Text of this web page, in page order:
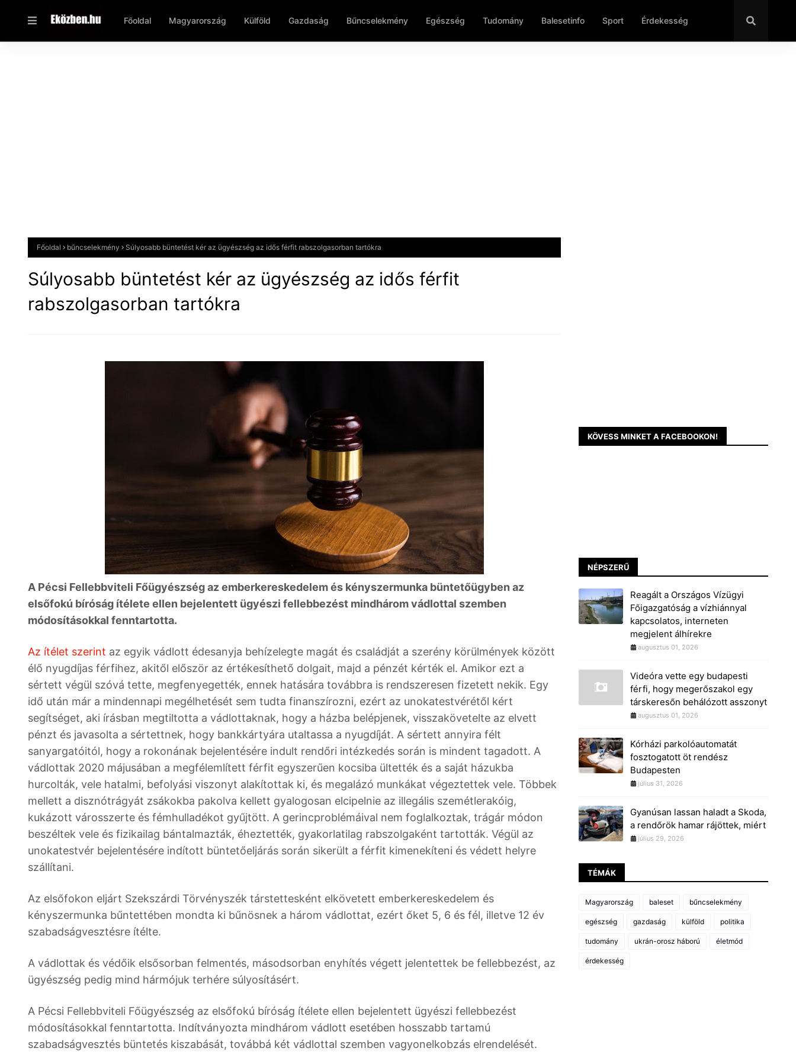
Főoldal Magyarország Külföld Gazdaság Bűncselekmény Egészség Tudomány Balesetinfo Sport Érdekesség
Főoldal bűncselekmény Súlyosabb büntetést kér az ügyészség az idős férfit rabszolgasorban tartókra
Súlyosabb büntetést kér az ügyészség az idős férfit
rabszolgasorban tartókra
A Pécsi Fellebbviteli Főügyészség az emberkereskedelem és kényszermunka büntetőügyben az
elsőfokú bíróság ítélete ellen bejelentett ügyészi fellebbezést mindhárom vádlottal szemben
módosításokkal fenntartotta.
Az ítélet szerint az egyik vádlott édesanyja behízelegte magát és családját a szerény körülmények között
élő nyugdíjas férfihez, akitől először az értékesíthető dolgait, majd a pénzét kérték el. Amikor ezt a
sértett végül szóvá tette, megfenyegették, ennek hatására továbbra is rendszeresen fizetett nekik. Egy
idő után már a mindennapi megélhetését sem tudta finanszírozni, ezért az unokatestvérétől kért
segítséget, aki írásban megtiltotta a vádlottaknak, hogy a házba belépjenek, visszakövetelte az elvett
pénzt és javasolta a sértettnek, hogy bankkártyára utaltassa a nyugdíját. A sértett annyira félt
sanyargatóitól, hogy a rokonának bejelentésére indult rendőri intézkedés során is mindent tagadott. A
vádlottak 2020 májusában a megfélemlített férfit egyszerűen kocsiba ültették és a saját házukba
hurcolták, vele hatalmi, befolyási viszonyt alakítottak ki, és megalázó munkákat végeztettek vele. Többek
mellett a disznótrágyát zsákokba pakolva kellett gyalogosan elcipelnie az illegális szemétlerakóig,
kukázott városszerte és fémhulladékot gyűjtött. A gerincproblémáival nem foglalkoztak, trágár módon
beszéltek vele és fizikailag bántalmazták, éheztették, gyakorlatilag rabszolgaként tartották. Végül az
unokatestvér bejelentésére indított büntetőeljárás során sikerült a férfit kimenekíteni és védett helyre
szállítani.
Az elsőfokon eljárt Szekszárdi Törvényszék társtettesként elkövetett emberkereskedelem és
kényszermunka bűntettében mondta ki bűnösnek a három vádlottat, ezért őket 5, 6 és fél, illetve 12 év
szabadságvesztésre ítélte.
A vádlottak és védőik elsősorban felmentés, másodsorban enyhítés végett jelentettek be fellebbezést, az
ügyészség pedig mind hármójuk terhére súlyosításért.
A Pécsi Fellebbviteli Főügyészség az elsőfokú bíróság ítélete ellen bejelentett ügyészi fellebbezést
módosításokkal fenntartotta. Indítványozta mindhárom vádlott esetében hosszabb tartamú
szabadságvesztés büntetés kiszabását, továbbá két vádlottal szemben vagyonelkobzás elrendelését.
KÖVESS MINKET A FACEBOOKON!
NÉPSZERŰ
Reagált a Országos Vízügyi
Főigazgatóság a vízhiánnyal
kapcsolatos, interneten
megjelent álhírekre
augusztus 01, 2026
Videóra vette egy budapesti
férfi, hogy megerőszakol egy
társkeresőn behálózott asszonyt
augusztus 01, 2026
Kórházi parkolóautomatát
fosztogatott öt rendész
Budapesten
július 31, 2026
Gyanúsan lassan haladt a Skoda,
a rendőrök hamar rájöttek, miért
július 29, 2026
TÉMÁK
Magyarország baleset bűncselekmény
egészség gazdaság külföld politika
tudomány ukrán-orosz háború életmód
érdekesség